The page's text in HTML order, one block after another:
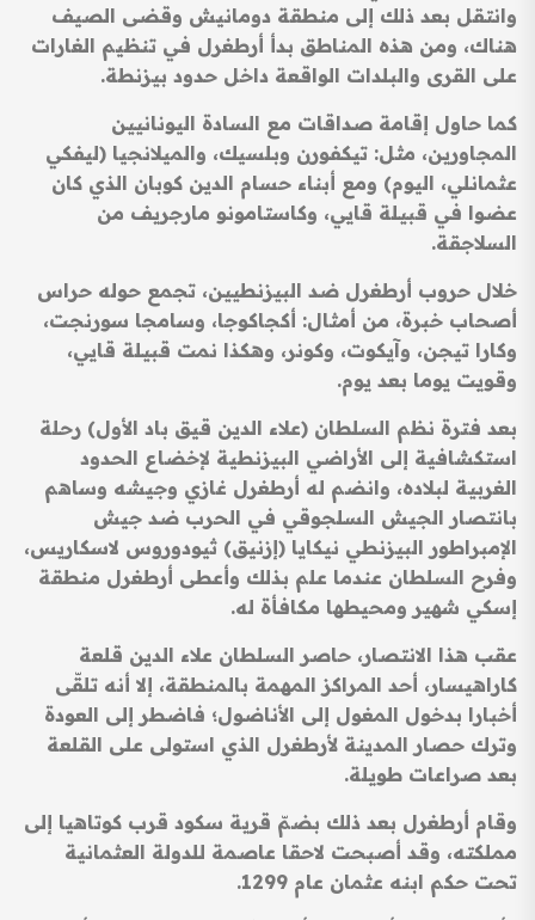
وانتقل بعد ذلك إلى منطقة دومانيش وقضى الصيف
هناك، ومن هذه المناطق بدأ أرطغرل في تنظيم الغارات
على القرى والبلدات الواقعة داخل حدود بيزنطة.
كما حاول إقامة صداقات مع السادة اليونانيين
المجاورين، مثل: تيكفورن وبلسيك، والميلانجيا (ليفكي
عثمانلي، اليوم) ومع أبناء حسام الدين كوبان الذي كان
عضوا في قبيلة قايي، وكاستامونو مارجريف من
السلاجقة.
خلال حروب أرطغرل ضد البيزنطيين، تجمع حوله حراس
أصحاب خبرة، من أمثال: أكجاكوجا، وسامجا سورنجت،
وكارا تيجن، وآيكوت، وكونر، وهكذا نمت قبيلة قايي،
وقويت يوما بعد يوم.
بعد فترة نظم السلطان (علاء الدين قيق باد الأول) رحلة
استكشافية إلى الأراضي البيزنطية لإخضاع الحدود
الغربية لبلاده، وانضم له أرطغرل غازي وجيشه وساهم
بانتصار الجيش السلجوقي في الحرب ضد جيش
الإمبراطور البيزنطي نيكايا (إزنيق) ثيودوروس لاسكاريس،
وفرح السلطان عندما علم بذلك وأعطى أرطغرل منطقة
إسكي شهير ومحيطها مكافأة له.
عقب هذا الانتصار، حاصر السلطان علاء الدين قلعة
كاراهيسار، أحد المراكز المهمة بالمنطقة، إلا أنه تلقّى
أخبارا بدخول المغول إلى الأناضول؛ فاضطر إلى العودة
وترك حصار المدينة لأرطغرل الذي استولى على القلعة
بعد صراعات طويلة.
وقام أرطغرل بعد ذلك بضمّ قرية سكود قرب كوتاهيا إلى
مملكته، وقد أصبحت لاحقا عاصمة للدولة العثمانية
تحت حكم ابنه عثمان عام 1299.